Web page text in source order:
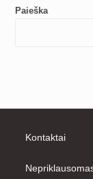
Paieška
Kontaktai